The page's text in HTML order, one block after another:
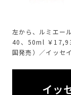
左から、ルミエー
40、50ml ￥
国発売）／イッセ
イッ